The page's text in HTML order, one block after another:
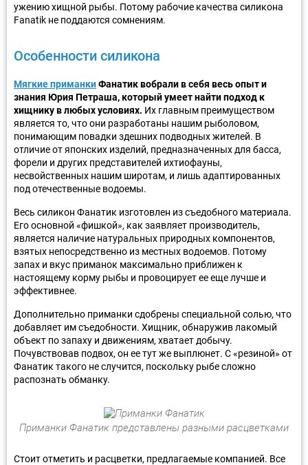
ужению хищной рыбы. Потому рабочие качества силикона
Fanatik не поддаются сомнениям.
Особенности силикона
Мягкие приманкиФанатик вобрали в себя весь опыт и
знания Юрия Петраша, который умеет найти подход к
хищнику в любых условиях. Их главным преимуществом
является то, что они разработаны нашим рыболовом,
понимающим повадки здешних подводных жителей. В
отличие от японских изделий, предназначенных для басса,
форели и других представителей ихтиофауны,
несвойственных нашим широтам, и лишь адаптированных
под отечественные водоемы.
Весь силикон Фанатик изготовлен из съедобного материала.
Его основной «фишкой», как заявляет производитель,
является наличие натуральных природных компонентов,
взятых непосредственно из местных водоемов. Потому
запах и вкус приманок максимально приближен к
настоящему корму рыбы и провоцирует ее еще лучше и
эффективнее.
Дополнительно приманки сдобрены специальной солью, что
добавляет им съедобности. Хищник, обнаружив лакомый
объект по запаху и движениям, хватает добычу.
Почувствовав подвох, он ее тут же выплюнет. С «резиной» от
Фанатик такого не случится, поскольку рыбе сложно
распознать обманку.
Приманки Фанатик представлены разными расцветками
Стоит отметить и расцветки, предлагаемые компанией. Все